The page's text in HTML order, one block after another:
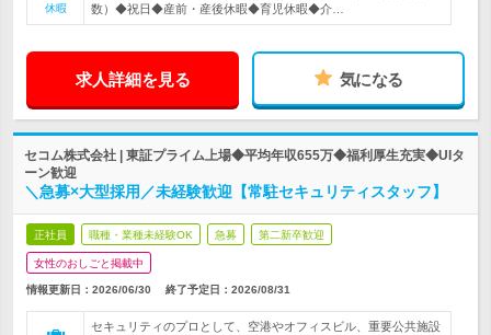
休暇
数）◆祝日◆産前・産後休暇◆育児休暇◆介…
求人詳細を見る 気になる
セコム株式会社 | 東証プライム上場◆平均年収655万◆福利厚生充実◆UIタ
ーン歓迎
＼急募×大型採用／未経験歓迎【常駐セキュリティスタッフ】
正社員 職種・業種未経験OK 急募 第二新卒歓迎
女性のおしごと掲載中
情報更新日：2026/06/30 終了予定日： 2026/08/31
セキュリティのプロとして、空港やオフィスビル、重要公共施設